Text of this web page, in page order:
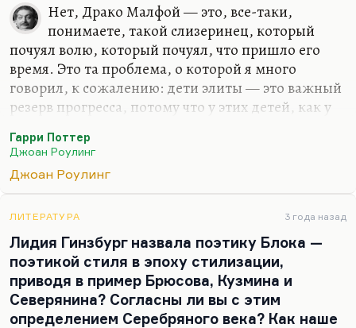
Нет, Драко Малфой — это, все-таки,
понимаете, такой слизеринец, который
почуял волю, который почуял, что пришло его
время. Это та проблема, о которой я много
говорил, к сожалению: дети элиты — это важный
резерв прогресса, потому что у этих детей, как у
момент рефлексии, какой-то совести. Малфой же
— хотя он скотина, и я его терпеть не могу — все-
таки сознает свою неправоту. Его что-то такое
слизиренцев повышенное чувство собственного
достоинства, поэтому их не так легко смешать с
грязью. Они сопротивляются попыткам их
унижения. Унижение — это главное, что
происходит сегодня с любым нонконформистом.
Его пытаются…
Гарри Поттер
Джоан Роулинг
Джоан Роулинг
ЛИТЕРАТУРА 3 года назад
Лидия Гинзбург назвала поэтику Блока —
поэтикой стиля в эпоху стилизации,
приводя в пример Брюсова, Кузмина и
Северянина? Согласны ли вы с этим
определением Серебряного века? Как наше